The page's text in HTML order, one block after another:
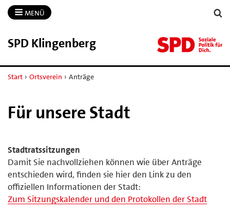
MENÜ
SPD Klingenberg
Start › Ortsverein › Anträge
Für unsere Stadt
Stadtratssitzungen
Damit Sie nachvollziehen können wie über Anträge
entschieden wird, finden sie hier den Link zu den
offiziellen Informationen der Stadt:
Zum Sitzungskalender und den Protokollen der Stadt